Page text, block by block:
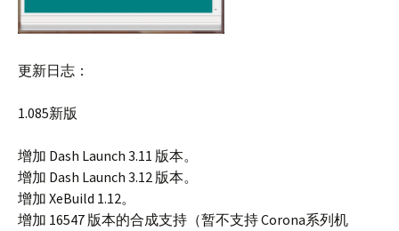
更新日志：
1.085新版
增加 Dash Launch 3.11 版本。
增加 Dash Launch 3.12 版本。
增加 XeBuild 1.12。
增加 16547 版本的合成支持（暂不支持 Corona系列机